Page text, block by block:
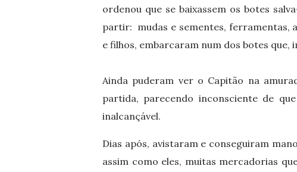
ordenou que se baixassem os botes
partir: mudas e sementes, ferramentas,
e filhos, embarcaram num dos botes que,
Ainda puderam ver o Capitão na
partida, parecendo inconsciente de
inalcançável.
Dias após, avistaram e conseguiram
assim como eles, muitas mercadorias